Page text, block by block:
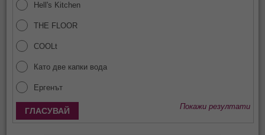
Hell's Kitchen
THE FLOOR
COOLt
Като две капки вода
Ергенът
Покажи резултати